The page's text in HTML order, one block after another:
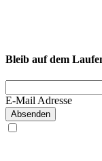
Bleib auf dem
E-Mail Adresse
Absenden